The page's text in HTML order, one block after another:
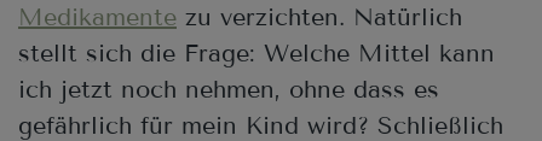
Medikamente zu verzichten. Natürlich
stellt sich die Frage: Welche Mittel kann
ich jetzt noch nehmen, ohne dass es
gefährlich für mein Kind wird? Schließlich